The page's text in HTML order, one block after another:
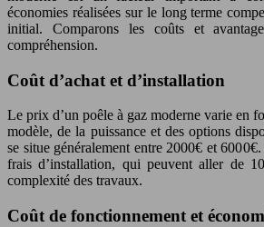
économies réalisées sur le long terme
initial. Comparons les coûts et
compréhension.
Coût d’achat et d’installation
Le prix d’un poêle à gaz moderne varie en
modèle, de la puissance et des options
se situe généralement entre 2000€ et
frais d’installation, qui peuvent aller de
complexité des travaux.
Coût de fonctionnement et